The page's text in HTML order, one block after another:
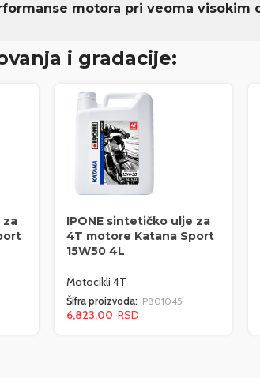
motora pri veoma visokim
i gradacije:
za
IPONE sintetičko ulje za
4T motore Katana Sport
15W50 4L
Motocikli 4T
Šifra proizvoda: IP801045
6,823.00